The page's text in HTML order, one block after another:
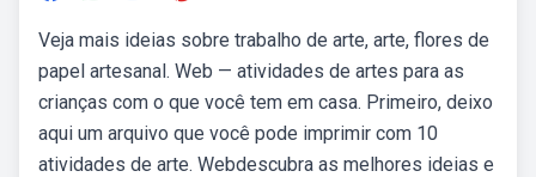
Veja mais ideias sobre trabalho de arte, arte, flores de
papel artesanal. Web — atividades de artes para as
crianças com o que você tem em casa. Primeiro, deixo
aqui um arquivo que você pode imprimir com 10
atividades de arte. Webdescubra as melhores ideias e